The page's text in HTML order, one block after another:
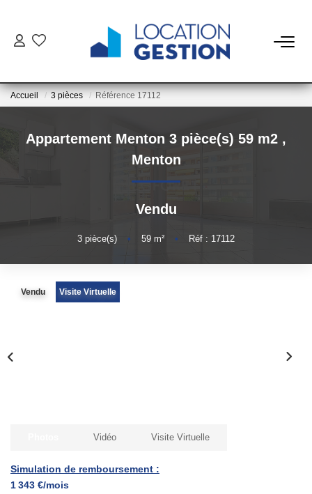
La Gestion Du Bien
La Gestion Du Locataire
LOUER
NOTRE AGENCE
Accueil 3 pièces Référence 17112
Appartement Menton 3 pièce(s) 59 m2 ,
Menton
Vendu
3 pièce(s) • 59 m² • Réf : 17112
Vendu Visite Virtuelle
Simulation de remboursement :
1 343 €/mois
Vidéo Visite Virtuelle